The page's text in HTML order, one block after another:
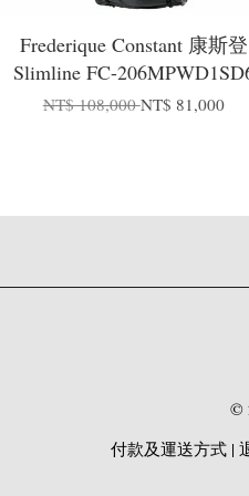
Frederique Constant 康斯登
Slimline FC-
NT$ 108,000NT$ 81,000
©
付款及運送方式 |